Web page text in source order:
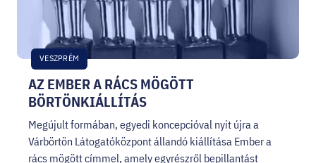
AZ EMBER A RÁCS MÖGÖTT
BÖRTÖNKIÁLLÍTÁS
VESZPRÉM
Megújult formában, egyedi koncepcióval nyit újra a
Várbörtön Látogatóközpont állandó kiállítása Ember a
rács mögött címmel, amely egyrészről bepillantást